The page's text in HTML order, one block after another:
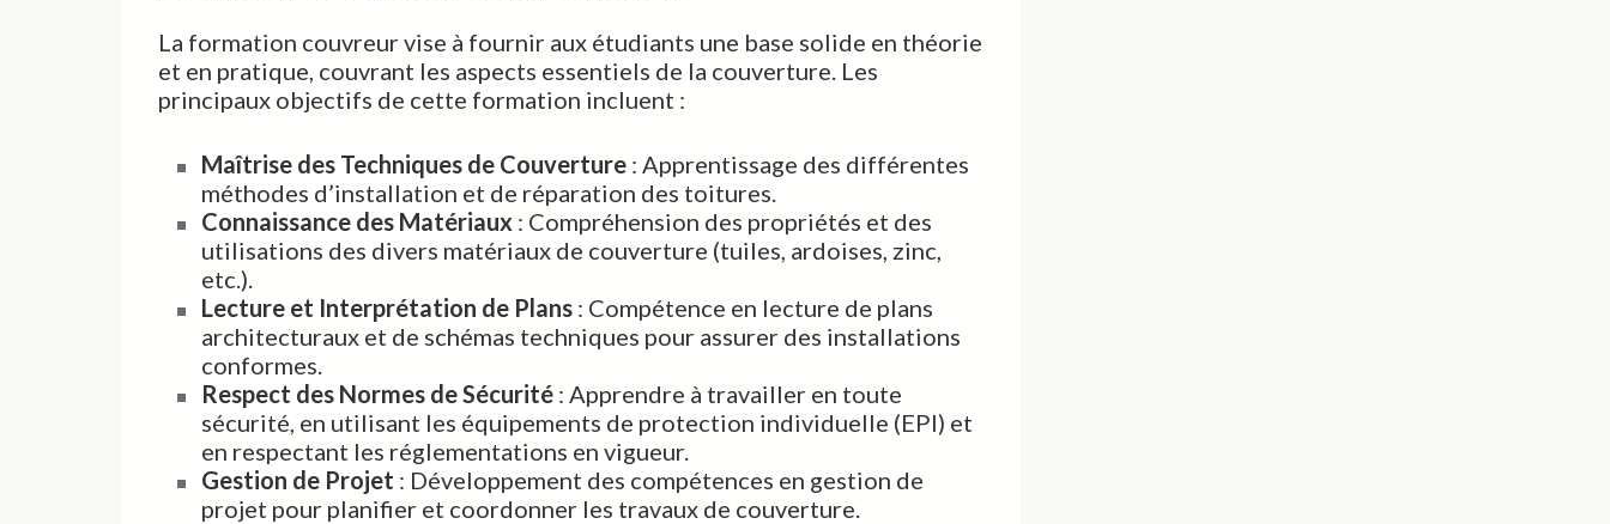
La formation couvreur vise à fournir aux étudiants une base solide en théorie
et en pratique, couvrant les aspects essentiels de la couverture. Les
principaux objectifs de cette formation incluent :
Maîtrise des Techniques de Couverture : Apprentissage des différentes
méthodes d’installation et de réparation des toitures.
Connaissance des Matériaux : Compréhension des propriétés et des
utilisations des divers matériaux de couverture (tuiles, ardoises, zinc,
etc.).
Lecture et Interprétation de Plans : Compétence en lecture de plans
architecturaux et de schémas techniques pour assurer des installations
conformes.
Respect des Normes de Sécurité : Apprendre à travailler en toute
sécurité, en utilisant les équipements de protection individuelle (EPI) et
en respectant les réglementations en vigueur.
Gestion de Projet : Développement des compétences en gestion de
projet pour planifier et coordonner les travaux de couverture.